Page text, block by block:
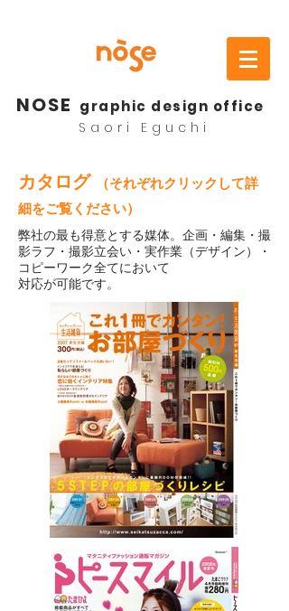
NOSE graphic design office
Saori Eguchi
カタログ
（それぞれクリックして詳
細をご覧ください）
弊社の最も得意とする媒体。企画・編集・撮
影ラフ・撮影立会い・実作業（デザイン）・
コピーワーク全てにおいて
対応が可能です。